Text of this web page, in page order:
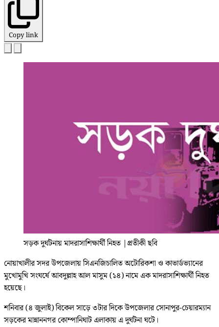
Copy link
সড়ক দুর্ঘটনায় মাদরাসাশিক্ষার্থী নিহত |প্রতীকী ছবি
নোয়াখালীর সদর উপজেলায় সিএনজিচালিত অটোরিকশা ও কাভার্ডভ্যানের
মুখোমুখি সংঘর্ষে আবদুল্লাহ আল মাসুম (১৪) নামে এক মাদরাসাশিক্ষার্থী নিহত
হয়েছে।
শনিবার (৪ জুলাই) বিকেল সাড়ে ৩টার দিকে উপজেলার সোনাপুর-চেয়ারম্যান
সড়কের মান্নাননগর কোম্পানিঘাট এলাকায় এ দুর্ঘটনা ঘটে।